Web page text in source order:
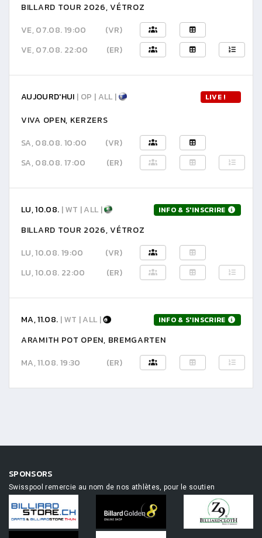
BILLARD TOUR 2026, VÉTROZ
VE, 07.08. 19:00
(VR)
VE, 07.08. 22:00
(ER)
AUJOURD'HUI | OP | ALL | LIVE !
VIVA OPEN, KERZERS
SA, 08.08. 10:00
(VR)
SA, 08.08. 17:00
(ER)
LU, 10.08. | WT | ALL | INFO & S'INSCRIRE
BILLARD TOUR 2026, VÉTROZ
LU, 10.08. 19:00
(VR)
LU, 10.08. 22:00
(ER)
MA, 11.08. | WT | ALL | INFO & S'INSCRIRE
ARAMITH POT OPEN, BREMGARTEN
MA, 11.08. 19:30
(ER)
SPONSORS
Swisspool remercie au nom de nos athlètes, pour le soutien